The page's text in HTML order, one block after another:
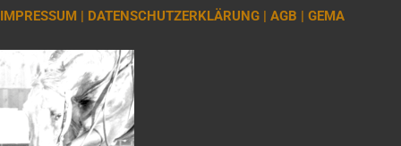
IMPRESSUM | DATENSCHUTZERKLÄRUNG | AGB | GEMA